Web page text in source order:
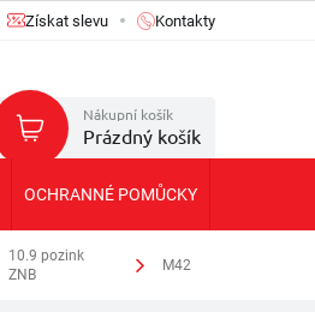
Získat slevu Kontakty
Nákupní košík
Prázdný košík
OCHRANNÉ POMŮCKY
10.9 pozink
ZNB
M42